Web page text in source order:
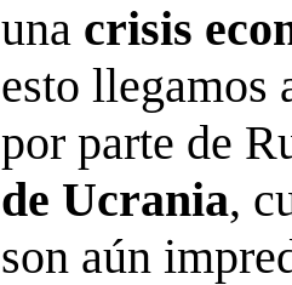
una crisis
esto llegamos
por parte de
de Ucrania,
son aún